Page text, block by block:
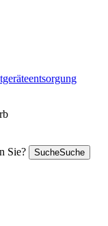
Sie?
SucheSuche